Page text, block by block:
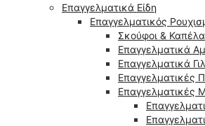
Επαγγελματικά Είδη
Επαγγελματικός
Σκούφοι &
Επαγγελματικά
Επαγγελματικά
Επαγγελματικές
Επαγγελματικές